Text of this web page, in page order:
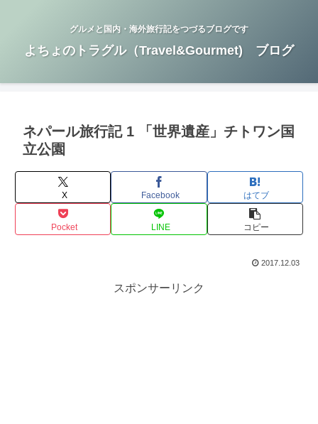
グルメと国内・海外旅行記をつづるブログです
よちょのトラグル（Travel&Gourmet) ブログ
ネパール旅行記 1 「世界遺産」チトワン国
立公園
X Facebook はてブ
Pocket LINE コピー
2017.12.03
スポンサーリンク